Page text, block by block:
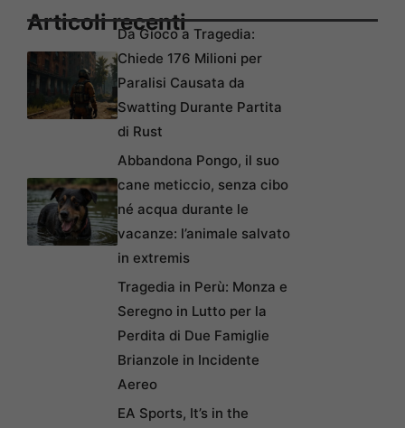
Articoli recentiDa Gioco a Tragedia:
Chiede 176 Milioni per
Paralisi Causata da
Swatting Durante Partita
di Rust
Abbandona Pongo, il suo
cane meticcio, senza cibo
né acqua durante le
vacanze: l’animale salvato
in extremis
Tragedia in Perù: Monza e
Seregno in Lutto per la
Perdita di Due Famiglie
Brianzole in Incidente
Aereo
EA Sports, It’s in the